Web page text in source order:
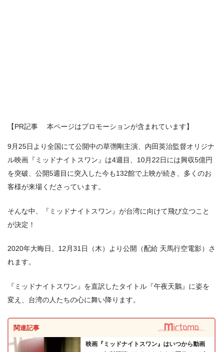
【PR記事 本ページはプロモーションが含まれています】
9月25日より全国にて公開中の草彅剛主演、内田英治監督オリジナ
ル映画『ミッドナイトスワン』は4週目、10月22日には興収5億円
を突破、公開5週目に突入した今も132館で上映が続き、多くのお
客様が来場くださっています。
そんな中、『ミッドナイトスワン』が台湾に向けて飛び立つこと
が決定！
2020年大晦日、12月31日（木）より公開（配給 天馬行空電影）さ
れます。
『ミッドナイトスワン』を直訳したタイトル『午夜天鵝』に姿を
変え、台湾の人たちの心に舞い降ります。
関連記事
映画『ミッドナイトスワン』はいつから動画